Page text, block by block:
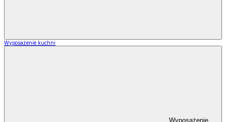
Wyposażenie kuchni
Wyposażenie